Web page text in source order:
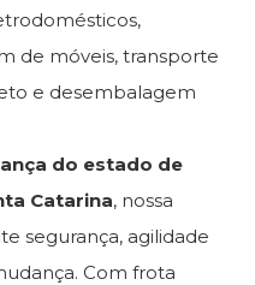
de móveis, transporte
e desembalagem
do estado de
Catarina, nossa
segurança, agilidade
Com frota